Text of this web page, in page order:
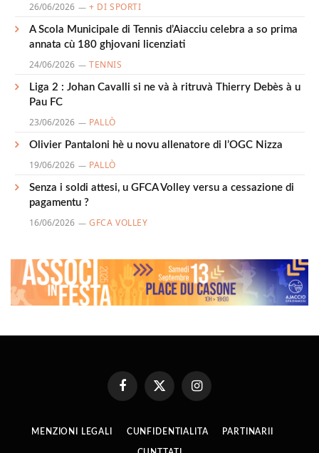
26/06/2026 + DI SPORTI
A Scola Municipale di Tennis d’Aiacciu celebra a so prima
annata cù 180 ghjovani licenziati
24/06/2026 TENNIS
Liga 2 : Johan Cavalli si ne và à ritruvà Thierry Debès à u
Pau FC
23/06/2026 PALLÒ
Olivier Pantaloni hè u novu allenatore di l’OGC Nizza
19/06/2026 PALLÒ
Senza i soldi attesi, u GFCA Volley versu a cessazione di
pagamentu ?
16/06/2026 GFCA VOLLEY
FacebookX
Instagram
MENZIONI LEGALI CUNFIDENTIALITA PARTINARII